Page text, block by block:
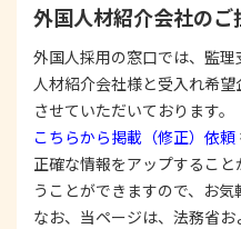
する際は、本人が同意
で、適法にこれを行い
2. 安全対策の実施につ
個人情報の正確性および
るため、情報セキュリ
置を構築し、個人情報
の漏洩、滅失または毀損
ティの是正に努めます。
外国人材紹介会社のご
外国人採用の窓口では、監
人材紹介会社様と受入れ希
させていただいております。
こちらから掲載（修正）依頼
正確な情報をアップするこ
うことができますので、お気
なお、当ページは、法務省